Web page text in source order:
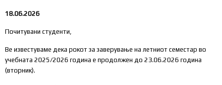
18.06.2026
Почитувани студенти,
Ве известуваме дека рокот за заверување на летниот семестар во
учебната 2025/2026 година е продолжен до 23.06.2026 година
(вторник).